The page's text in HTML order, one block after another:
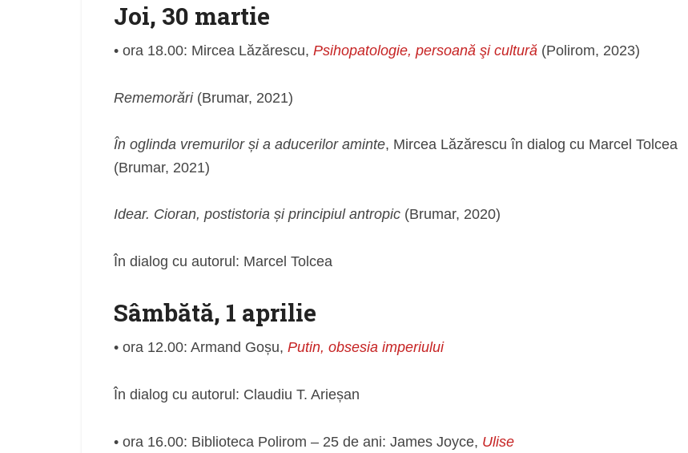
Joi, 30 martie
• ora 18.00: Mircea Lăzărescu, Psihopatologie, persoană şi cultură (Polirom, 2023)
Rememorări(Brumar, 2021)
În oglinda vremurilor și a aducerilor aminte, Mircea Lăzărescu în dialog cu Marcel Tolcea
(Brumar, 2021)
Idear. Cioran, postistoria și principiul antropic (Brumar, 2020)
În dialog cu autorul: Marcel Tolcea
Sâmbătă, 1 aprilie
• ora 12.00: Armand Goșu, Putin, obsesia imperiului
În dialog cu autorul: Claudiu T. Arieșan
• ora 16.00: Biblioteca Polirom – 25 de ani: James Joyce, Ulise